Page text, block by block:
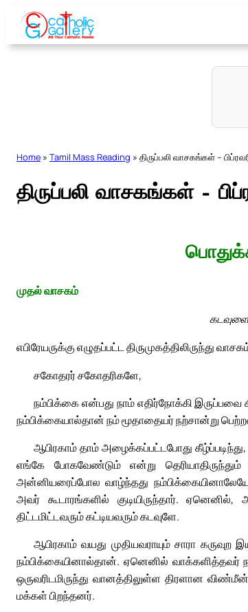
Skip
content
Home » Tamil Mass Reading » திருப்பலி வாசகங்கள் –
திருப்பலி வாசகங்கள் –
முதல் வாசகம்
எபிரேயருக்கு எழுதப்பட்ட திருமுகத்திலிருந்து
சகோதரர் சகோதரிகளே,
நம்பிக்கை என்பது நாம் எதிர்நோக்கி
நம்பிக்கையால்தான் நம் மூதாதையர் நற்சான்று
ஆபிரகாம் தாம் அழைக்கப்பட்டபோது
எங்கே போகவேண்டும் என்று
அன்னியரைப்போல வாழ்ந்தது
அவர் கூடாரங்களில் குடியிருந்தார்.
திட்டமிட்டவரும் கட்டியவரும் கடவுளே.
ஆபிரகாம் வயது முதியவராயும் சாரா
நம்பிக்கையினால்தான். ஏனெனில் வாக்களித்தவர்
ஒருவரிடமிருந்து வானத்திலுள்ள திரளான
மக்கள் பிறந்தனர்.